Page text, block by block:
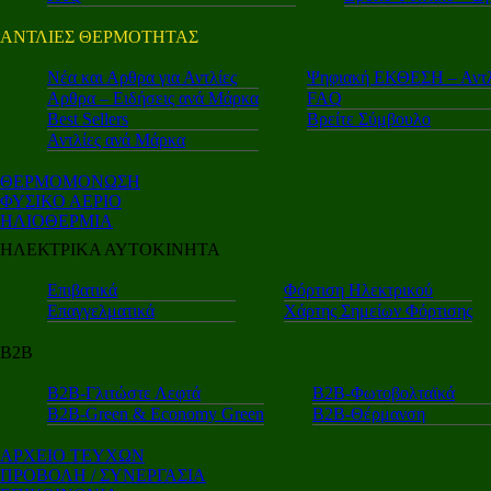
ΑΝΤΛΙΕΣ ΘΕΡΜΟΤΗΤΑΣ
Nέα και Αρθρα για Αντλίες
Αρθρα – Ειδήσεις ανά Μάρκα
Best Sellers
Αντλίες ανά Μάρκα
Ψηφιακή ΕΚΘΕΣΗ –
FAQ
Βρείτε Σύμβουλο
ΘΕΡΜΟΜΟΝΩΣΗ
ΦΥΣΙΚΟ ΑΕΡΙΟ
ΗΛΙΟΘΕΡΜΙΑ
ΗΛΕΚΤΡΙΚΑ ΑΥΤΟΚΙΝΗΤΑ
Επιβατικά
Επαγγελματικά
Φόρτιση Ηλεκτρικού
Χάρτης Σημείων Φόρτισης
Β2Β
Β2Β-Γλιτώστε Λεφτά
Β2Β-Green & Economy Green
Β2Β-Φωτοβολταϊκά
Β2Β-Θέρμανση
ΑΡΧΕΙΟ ΤΕΥΧΩΝ
ΠΡΟΒΟΛΗ / ΣΥΝΕΡΓΑΣΙΑ